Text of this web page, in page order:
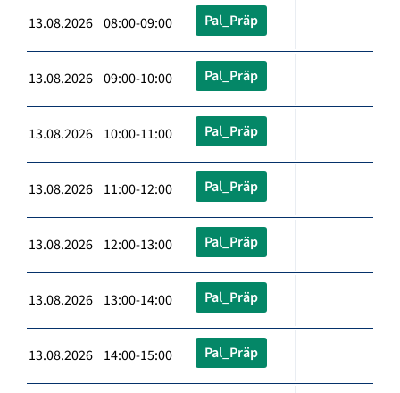
13.08.2026 08:00-09:00 Pal_Präp
13.08.2026 09:00-10:00 Pal_Präp
13.08.2026 10:00-11:00 Pal_Präp
13.08.2026 11:00-12:00 Pal_Präp
13.08.2026 12:00-13:00 Pal_Präp
13.08.2026 13:00-14:00 Pal_Präp
13.08.2026 14:00-15:00 Pal_Präp